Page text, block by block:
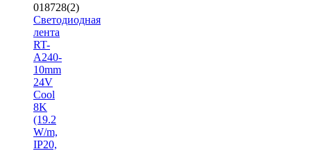
018728(2)
Светодиодная
лента
RT-
A240-
10mm
24V
Cool
8K
(19.2
W/m,
IP20,